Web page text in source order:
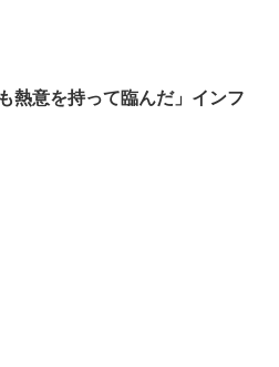
熱意を持って臨んだ」インフ